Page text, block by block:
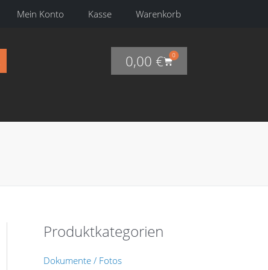
Mein Konto Kasse Warenkorb
0,00 € 0
Warenkorb
Produktkategorien
Dokumente / Fotos